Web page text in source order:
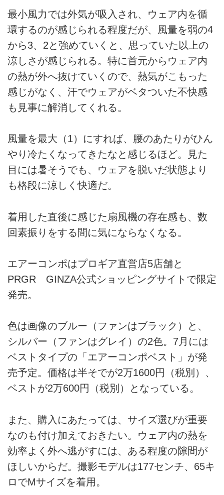
最小風力では外気が吸入され、ウェア内を循
環するのが感じられる程度だが、風量を弱の4
から3、2と強めていくと、思っていた以上の
涼しさが感じられる。特に首元からウェア内
の熱が外へ抜けていくので、熱気がこもった
感じがなく、汗でウェアがベタついた不快感
も見事に解消してくれる。
風量を最大（1）にすれば、腰のあたりがひん
やり冷たくなってきたなと感じるほど。見た
目には暑そうでも、ウェアを脱いだ状態より
も格段に涼しく快適だ。
着用した直後に感じた扇風機の存在感も、数
回素振りをする間に気にならなくなる。
エアーコンポはプロギア直営店5店舗と
PRGR GINZA公式ショッピングサイトで限定
発売。
色は画像のブルー（ファンはブラック）と、
シルバー（ファンはグレイ）の2色。7月には
ベストタイプの「エアーコンポベスト」が発
売予定。価格は半そでが2万1600円（税別）、
ベストが2万600円（税別）となっている。
また、購入にあたっては、サイズ選びが重要
なのも付け加えておきたい。ウェア内の熱を
効率よく外へ逃がすには、ある程度の隙間が
ほしいからだ。撮影モデルは177センチ、65キ
ロでMサイズを着用。